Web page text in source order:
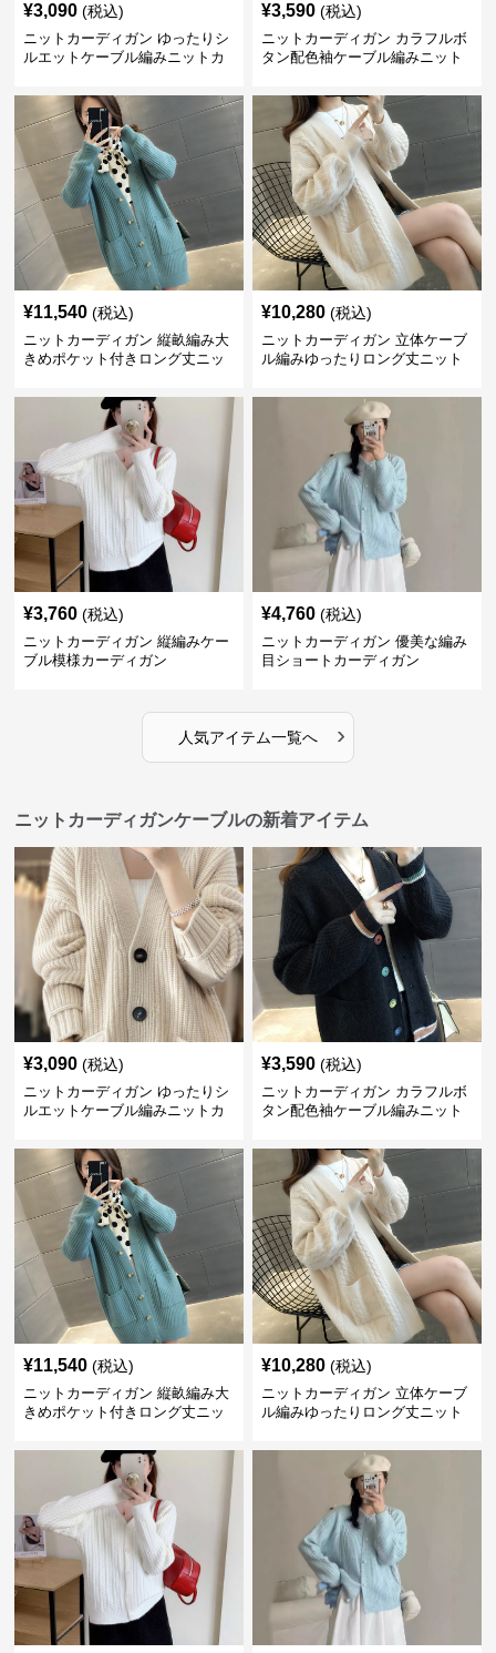
¥3,090 (税込)
ニットカーディガン ゆったりシ
ルエットケーブル編みニットカ
¥3,590 (税込)
ニットカーディガン カラフルボ
タン配色袖ケーブル編みニット
¥11,540 (税込)
ニットカーディガン 縦畝編み大
きめポケット付きロング丈ニッ
¥10,280 (税込)
ニットカーディガン 立体ケーブ
ル編みゆったりロング丈ニット
¥3,760 (税込)
ニットカーディガン 縦編みケー
ブル模様カーディガン
¥4,760 (税込)
ニットカーディガン 優美な編み
目ショートカーディガン
人気アイテム一覧へ ›
ニットカーディガンケーブルの新着アイテム
¥3,090 (税込)
ニットカーディガン ゆったりシ
ルエットケーブル編みニットカ
¥3,590 (税込)
ニットカーディガン カラフルボ
タン配色袖ケーブル編みニット
¥11,540 (税込)
ニットカーディガン 縦畝編み大
きめポケット付きロング丈ニッ
¥10,280 (税込)
ニットカーディガン 立体ケーブ
ル編みゆったりロング丈ニット